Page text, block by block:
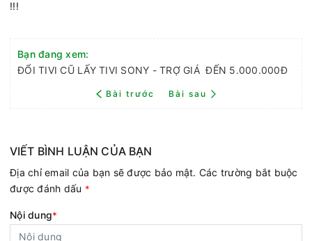
!!!
Bạn đang xem:
ĐỔI TIVI CŨ LẤY TIVI SONY - TRỢ GIÁ ĐẾN 5.000.000Đ
Bài trước Bài sau
VIẾT BÌNH LUẬN CỦA BẠN
Địa chỉ email của bạn sẽ được bảo mật. Các trường bắt buộc
được đánh dấu *
Nội dung*